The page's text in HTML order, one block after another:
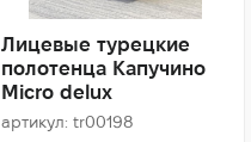
Лицевые турецкие
полотенца Капучино
Micro delux
артикул: tr00198